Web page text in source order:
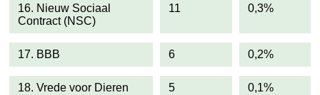
16. Nieuw Sociaal
Contract (NSC)
11 0,3%
17. BBB 6 0,2%
18. Vrede voor Dieren 5 0,1%